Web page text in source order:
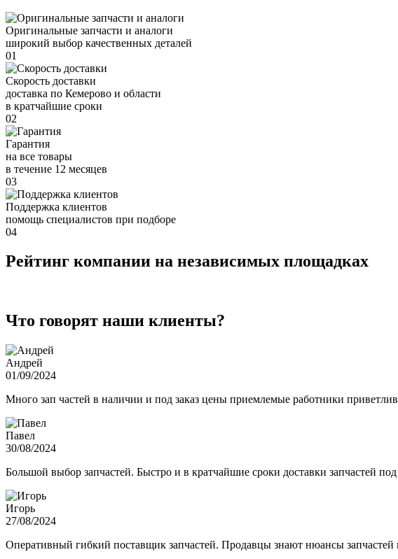
Оригинальные запчасти и аналоги
широкий выбор качественных деталей
01
Скорость доставки
доставка по Кемерово и области
в кратчайшие сроки
02
Гарантия
на все товары
в течение 12 месяцев
03
Поддержка клиентов
помощь специалистов при подборе
04
Рейтинг компании на независимых площадках
Что говорят наши клиенты?
Андрей
01/09/2024
Много зап частей в наличии и под заказ цены приемлемые работники
Павел
30/08/2024
Большой выбор запчастей. Быстро и в кратчайшие сроки доставки запчастей
Игорь
27/08/2024
Оперативный гибкий поставщик запчастей. Продавцы знают нюансы запчастей